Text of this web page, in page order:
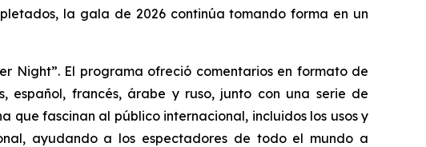
la gala de 2026 continúa tomando forma en un
Night”. El programa ofreció comentarios en formato de
español, francés, árabe y ruso, junto con una serie de
que fascinan al público internacional, incluidos los usos y
ayudando a los espectadores de todo el mundo a